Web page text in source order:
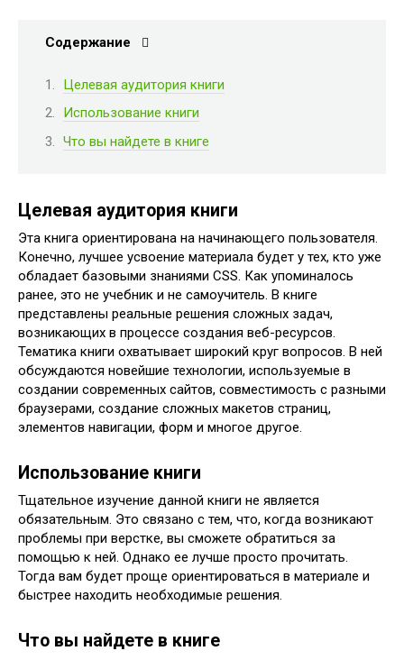
Содержание
Целевая аудитория книги
Использование книги
Что вы найдете в книге
Целевая аудитория книги
Эта книга ориентирована на начинающего пользователя.
Конечно, лучшее усвоение материала будет у тех, кто уже
обладает базовыми знаниями CSS. Как упоминалось
ранее, это не учебник и не самоучитель. В книге
представлены реальные решения сложных задач,
возникающих в процессе создания веб-ресурсов.
Тематика книги охватывает широкий круг вопросов. В ней
обсуждаются новейшие технологии, используемые в
создании современных сайтов, совместимость с разными
браузерами, создание сложных макетов страниц,
элементов навигации, форм и многое другое.
Использование книги
Тщательное изучение данной книги не является
обязательным. Это связано с тем, что, когда возникают
проблемы при верстке, вы сможете обратиться за
помощью к ней. Однако ее лучше просто прочитать.
Тогда вам будет проще ориентироваться в материале и
быстрее находить необходимые решения.
Что вы найдете в книге